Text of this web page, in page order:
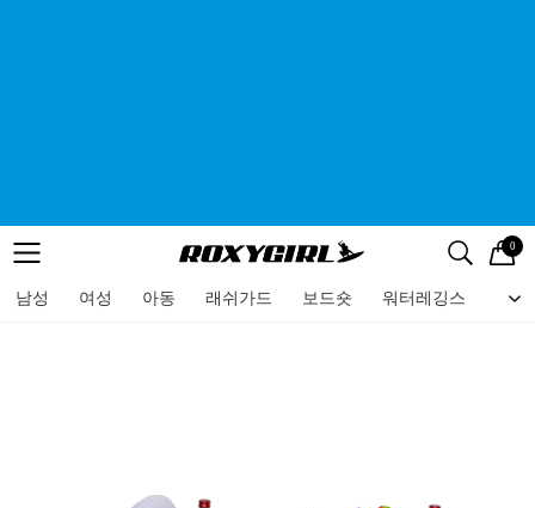
메뉴 검색
로고 0
남성 여성 아동 래쉬가드 보드숏 워터레깅스 비
메뉴